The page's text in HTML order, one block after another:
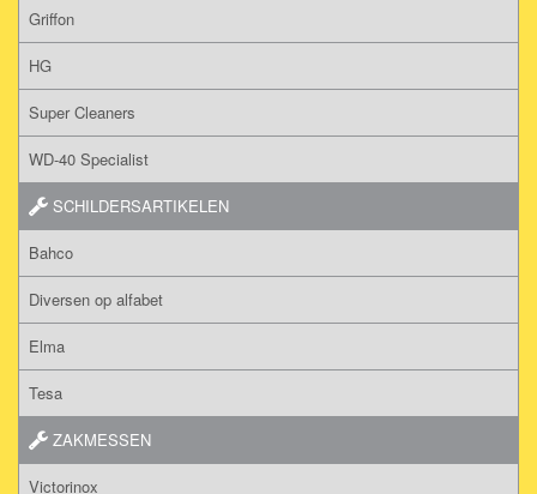
Griffon
HG
Super Cleaners
WD-40 Specialist
SCHILDERSARTIKELEN
Bahco
Diversen op alfabet
Elma
Tesa
ZAKMESSEN
Victorinox